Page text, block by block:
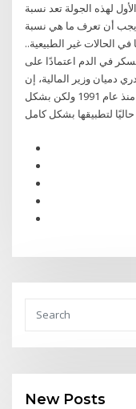
لهذه الجولة تعد نسبة
يجب أن تعرف ما هي نسبة
الحالات غير الطبيعية..
في الدم اعتمادًا على
دميان وزير المالية، إن
ضريبة القيمة المضافة، مطبقة في مصر منذ عام 1991 ولكن بشكل
New Posts